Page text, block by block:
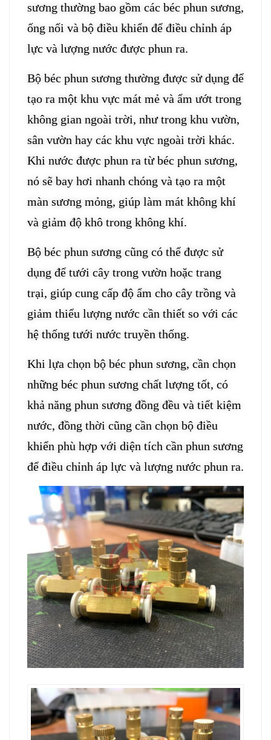
sương thường bao gồm các béc phun sương,
ống nối và bộ điều khiển để điều chỉnh áp
lực và lượng nước được phun ra.
Bộ béc phun sương thường được sử dụng để
tạo ra một khu vực mát mẻ và ẩm ướt trong
không gian ngoài trời, như trong khu vườn,
sân vườn hay các khu vực ngoài trời khác.
Khi nước được phun ra từ béc phun sương,
nó sẽ bay hơi nhanh chóng và tạo ra một
màn sương mỏng, giúp làm mát không khí
và giảm độ khô trong không khí.
Bộ béc phun sương cũng có thể được sử
dụng để tưới cây trong vườn hoặc trang
trại, giúp cung cấp độ ẩm cho cây trồng và
giảm thiểu lượng nước cần thiết so với các
hệ thống tưới nước truyền thống.
Khi lựa chọn bộ béc phun sương, cần chọn
những béc phun sương chất lượng tốt, có
khả năng phun sương đồng đều và tiết kiệm
nước, đồng thời cũng cần chọn bộ điều
khiển phù hợp với diện tích cần phun sương
để điều chỉnh áp lực và lượng nước phun ra.